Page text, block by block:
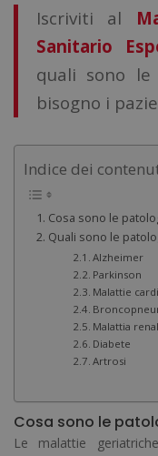
Iscriviti al
Sanitario
quali sono
bisogno i
Indice dei
Cosa sono le
Quali sono le
Alzheimer
Parkinson
Malattie
Malattia
Diabete
Artrosi
Cosa sono le
Le malattie